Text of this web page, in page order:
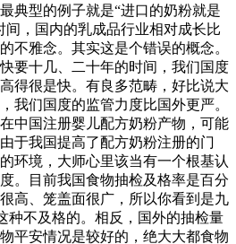
典型的例子就是“进口的奶粉就是
间，国内的乳成品行业相对成长比
不雅念。其实这是个错误的概念。
要十几、二十年的时间，我们国度
得很是快。有良多范畴，好比说大
我们国度的监管力度比国外更严。
中国注册婴儿配方奶粉产物，可能
于我国提高了配方奶粉注册的门
环境，大师心里该当有一个根基认
。目前我国食物抽检及格率是百分
高、笼盖面很广，所以你看到是九
种不及格的。相反，国外的抽检量
平安情况是较好的，绝大大都食物